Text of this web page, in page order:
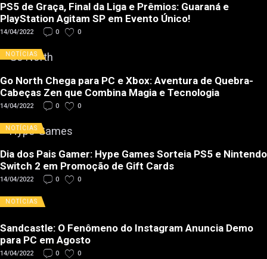
PS5 de Graça, Final da Liga e Prêmios: Guaraná e
PlayStation Agitam SP em Evento Único!
14/04/2022 0 0
NOTÍCIAS
Go North Chega para PC e Xbox: Aventura de Quebra-
Cabeças Zen que Combina Magia e Tecnologia
14/04/2022 0 0
NOTÍCIAS
Dia dos Pais Gamer: Hype Games Sorteia PS5 e Nintendo
Switch 2 em Promoção de Gift Cards
14/04/2022 0 0
NOTÍCIAS
Sandcastle: O Fenômeno do Instagram Anuncia Demo
para PC em Agosto
14/04/2022 0 0